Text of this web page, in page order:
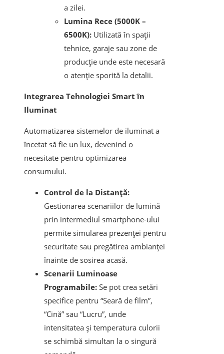
a zilei.
Lumina Rece (5000K –
6500K): Utilizată în spații
tehnice, garaje sau zone de
producție unde este necesară
o atenție sporită la detalii.
Integrarea Tehnologiei Smart în
Iluminat
Automatizarea sistemelor de iluminat a
încetat să fie un lux, devenind o
necesitate pentru optimizarea
consumului.
Control de la Distanță:
Gestionarea scenariilor de lumină
prin intermediul smartphone-ului
permite simularea prezenței pentru
securitate sau pregătirea ambianței
înainte de sosirea acasă.
Scenarii Luminoase
Programabile: Se pot crea setări
specifice pentru “Seară de film”,
“Cină” sau “Lucru”, unde
intensitatea și temperatura culorii
se schimbă simultan la o singură